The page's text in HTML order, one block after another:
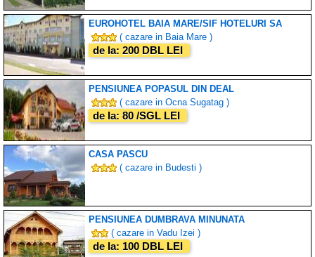
EUROHOTEL BAIA MARE/SIF HOTELURI SA
( cazare in Baia Mare )
de la: 200 DBL LEI
PENSIUNEA POPASUL DIN DEAL
( cazare in Ocna Sugatag )
de la: 80 /SGL LEI
CASA PASCU
( cazare in Budesti )
PENSIUNEA DUMBRAVA MINUNATA
( cazare in Vadu Izei )
de la: 100 DBL LEI